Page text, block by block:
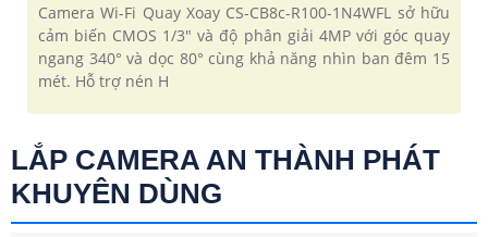
Camera Wi-Fi Quay Xoay CS-CB8c-R100-1N4WFL sở hữu
cảm biến CMOS 1/3" và độ phân giải 4MP với góc quay
ngang 340° và dọc 80° cùng khả năng nhìn ban đêm 15
mét. Hỗ trợ nén H
LẮP CAMERA AN THÀNH PHÁT
KHUYÊN DÙNG